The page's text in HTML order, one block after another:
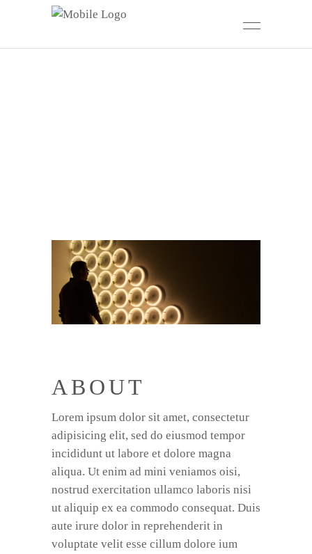
ABOUT
Lorem ipsum dolor sit amet, consectetur
adipisicing elit, sed do eiusmod tempor
incididunt ut labore et dolore magna
aliqua. Ut enim ad mini veniamos oisi,
nostrud exercitation ullamco laboris nisi
ut aliquip ex ea commodo consequat. Duis
aute irure dolor in reprehenderit in
voluptate velit esse cillum dolore ium